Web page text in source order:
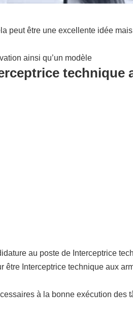
être une excellente idée
ainsi qu’un modèle
technique
au poste de Interceptrice
Interceptrice technique aux
à la bonne exécution